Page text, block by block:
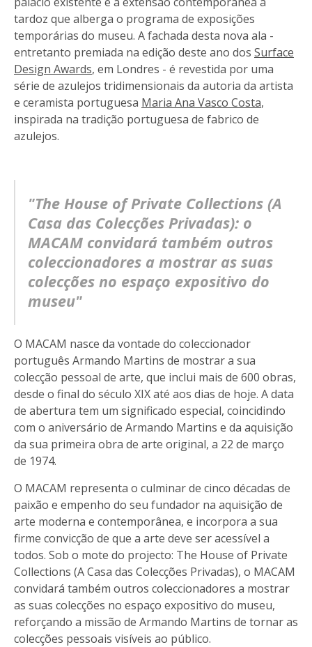
tardoz que alberga o programa de exposições
temporárias do museu. A fachada desta nova ala -
entretanto premiada na edição deste ano dos Surface
Design Awards, em Londres - é revestida por uma
série de azulejos tridimensionais da autoria da artista
e ceramista portuguesa Maria Ana Vasco Costa,
inspirada na tradição portuguesa de fabrico de
azulejos.
"The House of Private Collections (A
Casa das Colecções Privadas): o
MACAM convidará também outros
coleccionadores a mostrar as suas
colecções no espaço expositivo do
museu"
O MACAM nasce da vontade do coleccionador
português Armando Martins de mostrar a sua
colecção pessoal de arte, que inclui mais de 600 obras,
desde o final do século XIX até aos dias de hoje. A data
de abertura tem um significado especial, coincidindo
com o aniversário de Armando Martins e da aquisição
da sua primeira obra de arte original, a 22 de março
de 1974.
O MACAM representa o culminar de cinco décadas de
paixão e empenho do seu fundador na aquisição de
arte moderna e contemporânea, e incorpora a sua
firme convicção de que a arte deve ser acessível a
todos. Sob o mote do projecto: The House of Private
Collections (A Casa das Colecções Privadas), o MACAM
convidará também outros coleccionadores a mostrar
as suas colecções no espaço expositivo do museu,
reforçando a missão de Armando Martins de tornar as
colecções pessoais visíveis ao público.